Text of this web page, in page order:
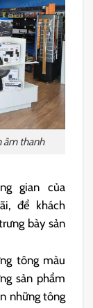
âm thanh
gian của
để khách
bày sản
tông màu
sản phẩm
những tông